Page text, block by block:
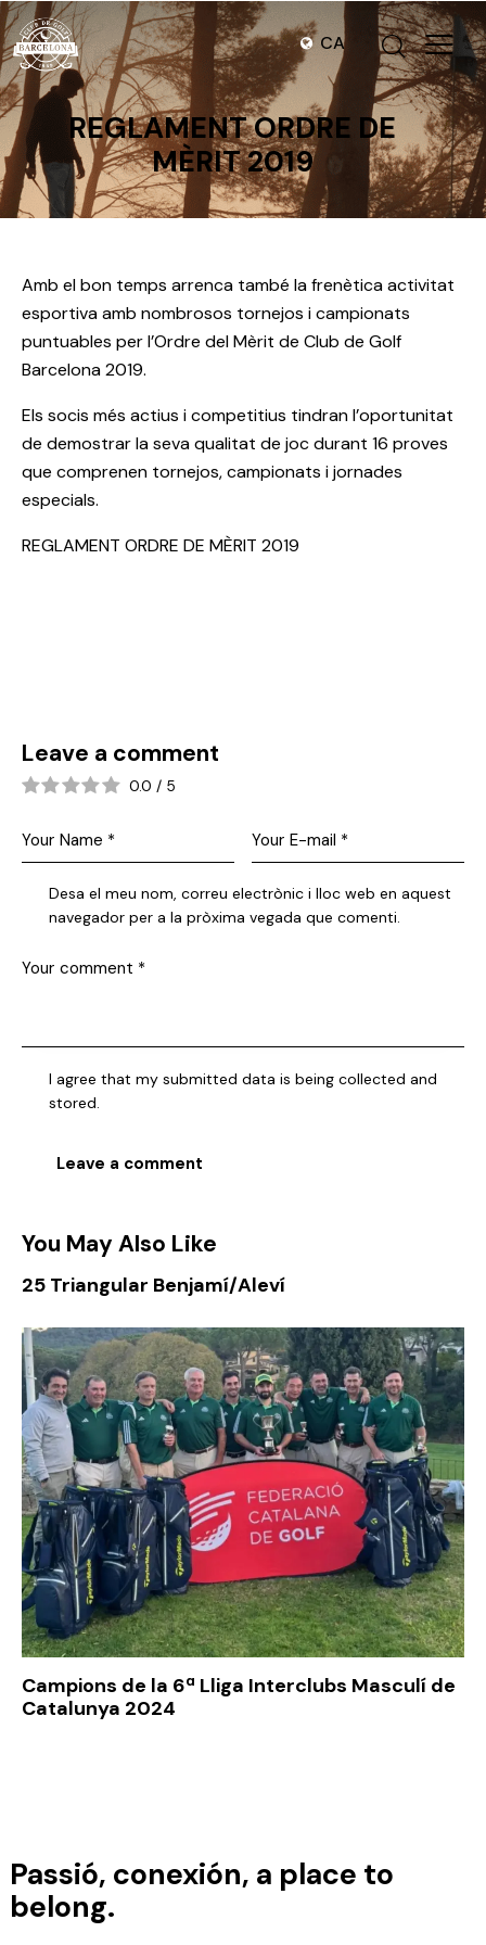
CA
REGLAMENT ORDRE DE
MÈRIT 2019
Amb el bon temps arrenca també la frenètica activitat
esportiva amb nombrosos tornejos i campionats
puntuables per l’Ordre del Mèrit de Club de Golf
Barcelona 2019.
Els socis més actius i competitius tindran l’oportunitat
de demostrar la seva qualitat de joc durant 16 proves
que comprenen tornejos, campionats i jornades
especials.
REGLAMENT ORDRE DE MÈRIT 2019
Leave a comment
0.0 / 5
Desa el meu nom, correu electrònic i lloc web en aquest
navegador per a la pròxima vegada que comenti.
I agree that my submitted data is being collected and
stored.
You May Also Like
25 Triangular Benjamí/Aleví
Campions de la 6ª Lliga Interclubs Masculí de
Catalunya 2024
Passió, conexión, a place to
belong.